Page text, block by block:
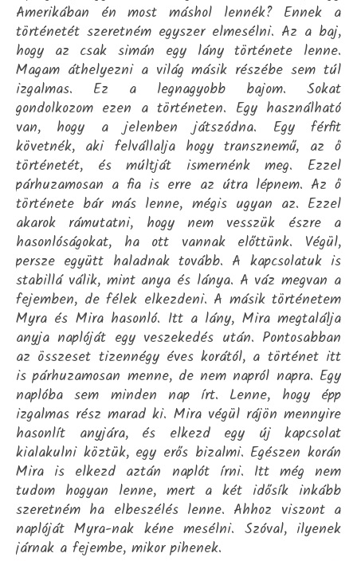
Amerikában én most máshol lennék? Ennek a
történetét szeretném egyszer elmesélni. Az a baj,
hogy az csak simán egy lány története lenne.
Magam áthelyezni a világ másik részébe sem túl
izgalmas. Ez a legnagyobb bajom. Sokat
gondolkozom ezen a történeten. Egy használható
van, hogy a jelenben játszódna. Egy férfit
követnék, aki felvállalja hogy transznemű, az ő
történetét, és múltját ismernénk meg. Ezzel
párhuzamosan a fia is erre az útra lépnem. Az ő
története bár más lenne, mégis ugyan az. Ezzel
akarok rámutatni, hogy nem vesszük észre a
hasonlóságokat, ha ott vannak előttünk. Végül,
persze együtt haladnak tovább. A kapcsolatuk is
stabillá válik, mint anya és lánya. A váz megvan a
fejemben, de félek elkezdeni. A másik történetem
Myra és Mira hasonló. Itt a lány, Mira megtalálja
anyja naplóját egy veszekedés után. Pontosabban
az összeset tizennégy éves korától, a történet itt
is párhuzamosan menne, de nem napról napra. Egy
naplóba sem minden nap írt. Lenne, hogy épp
izgalmas rész marad ki. Mira végül rájön mennyire
hasonlít anyjára, és elkezd egy új kapcsolat
kialakulni köztük, egy erős bizalmi. Egészen korán
Mira is elkezd aztán naplót írni. Itt még nem
tudom hogyan lenne, mert a két idősík inkább
szeretném ha elbeszélés lenne. Ahhoz viszont a
naplóját Myra-nak kéne mesélni. Szóval, ilyenek
járnak a fejembe, mikor pihenek.